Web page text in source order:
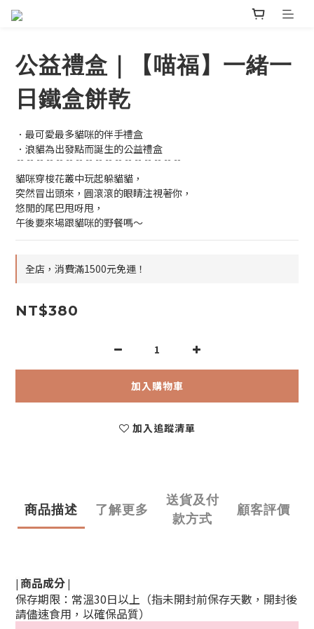
公益禮盒｜【喵福】一緒一
日鐵盒餅乾
．最可愛最多貓咪的伴手禮盒
．浪貓為出發點而誕生的公益禮盒
﹊﹊﹊﹊﹊﹊﹊﹊﹊﹊﹊﹊﹊﹊﹊﹊﹊
貓咪穿梭花叢中玩起躲貓貓，
突然冒出頭來，圓滾滾的眼睛注視著你，
悠閒的尾巴甩呀甩，
午後要來場跟貓咪的野餐嗎～
全店，消費滿1500元免運！
NT$380
加入購物車
加入追蹤清單
商品描述 了解更多
送貨及付
款方式
顧客評價
| 商品成分 |
保存期限：常溫30日以上（指未開封前保存天數，開封後
請儘速食用，以確保品質）